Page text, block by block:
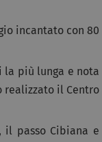
incantato con 80
la più lunga e nota
realizzato il Centro
passo Cibiana e